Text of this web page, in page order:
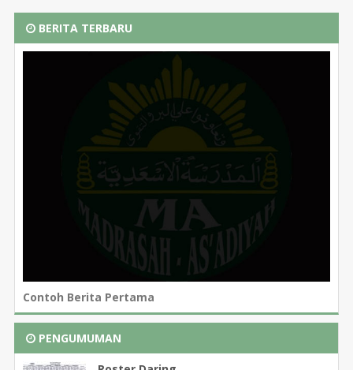
BERITA TERBARU
Contoh Berita Pertama
PENGUMUMAN